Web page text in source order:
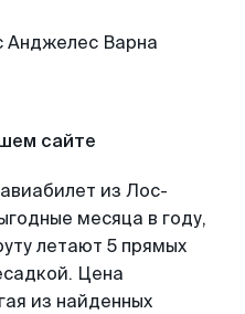
сайте
из Лос-
месяца в году,
летают 5 прямых
Цена
из найденных